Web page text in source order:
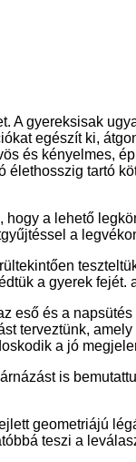
gyereksisak
egészít ki,
és kényelmes,
tartó
a lehető
a
a gyerek fejét.
és a
terveztünk,
a jó
is
geometriájú
teszi a